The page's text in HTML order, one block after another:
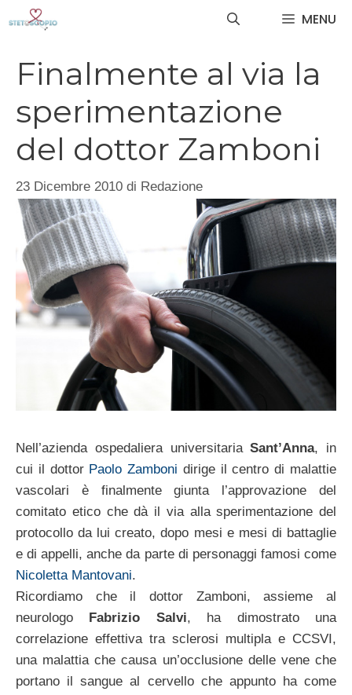
MENU
Finalmente al via la
sperimentazione
del dottor Zamboni
23 Dicembre 2010 di Redazione
Nell’azienda ospedaliera universitariaSant’Anna, in
cui il dottor Paolo Zamboni dirige il centro di malattie
vascolari è finalmente giunta l’approvazione del
comitato etico che dà il via alla sperimentazione del
protocollo da lui creato, dopo mesi e mesi di battaglie
e di appelli, anche da parte di personaggi famosi come
Nicoletta Mantovani.
Ricordiamo che il dottor Zamboni, assieme al
neurologo Fabrizio Salvi, ha dimostrato una
correlazione effettiva tra sclerosi multipla e CCSVI,
una malattia che causa un’occlusione delle vene che
portano il sangue al cervello che appunto ha come